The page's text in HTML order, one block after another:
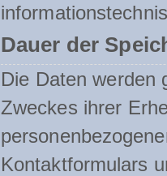
Dauer der
Die Daten werden
Zweckes ihrer
Kontaktformulars